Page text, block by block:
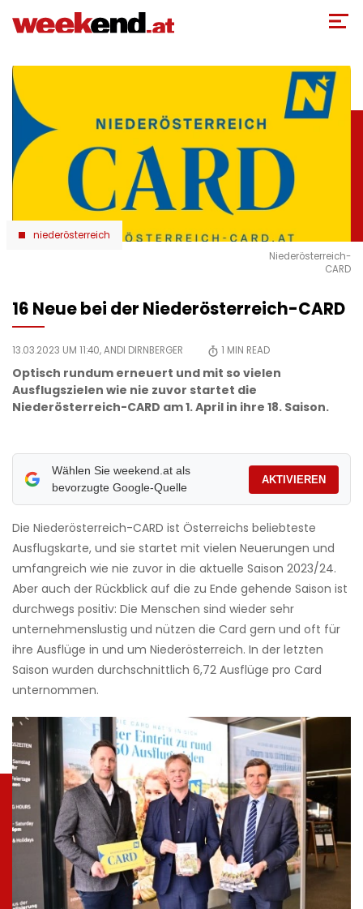
zum
niederösterreich
Niederösterreich-
CARD
16 Neue bei der Niederösterreich-CARD
13.03.2023 UM 11:40,ANDI DIRNBERGER 1 MIN READ
Optisch rundum erneuert und mit so vielen
Ausflugszielen wie nie zuvor startet die
Niederösterreich-CARD am 1. April in ihre 18. Saison.
Wählen Sie weekend.at als
bevorzugte Google-Quelle
AKTIVIEREN
Die Niederösterreich-CARD ist Österreichs beliebteste
Ausflugskarte, und sie startet mit vielen Neuerungen und
umfangreich wie nie zuvor in die aktuelle Saison 2023/24.
Aber auch der Rückblick auf die zu Ende gehende Saison ist
durchwegs positiv: Die Menschen sind wieder sehr
unternehmenslustig und nützen die Card gern und oft für
ihre Ausflüge in und um Niederösterreich. In der letzten
Saison wurden durchschnittlich 6,72 Ausflüge pro Card
unternommen.